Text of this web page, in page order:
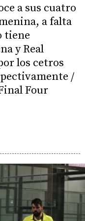
a sus cuatro
a falta
tiene
y Real
los cetros
/
Four